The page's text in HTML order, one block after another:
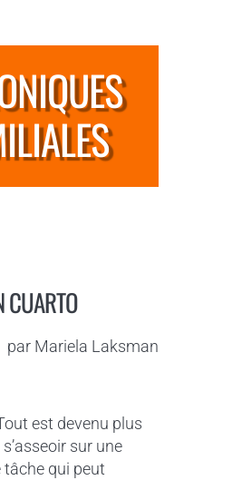
CUARTO
par Mariela Laksman
est devenu plus
sur une
qui peut